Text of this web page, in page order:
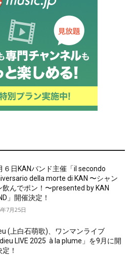
６日KANバンド主催「il secondo
della morte di KAN 〜シャン
飲んでポン！〜presented by KAN
」開催決定！
7月25日
(上白石萌歌)、ワンマンライブ
LIVE 2025 à la plume」を9月に開
！